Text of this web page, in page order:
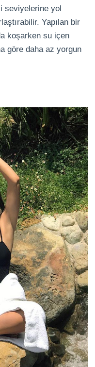
seviyelerine yol
Yapılan bir
koşarken su içen
göre daha az yorgun